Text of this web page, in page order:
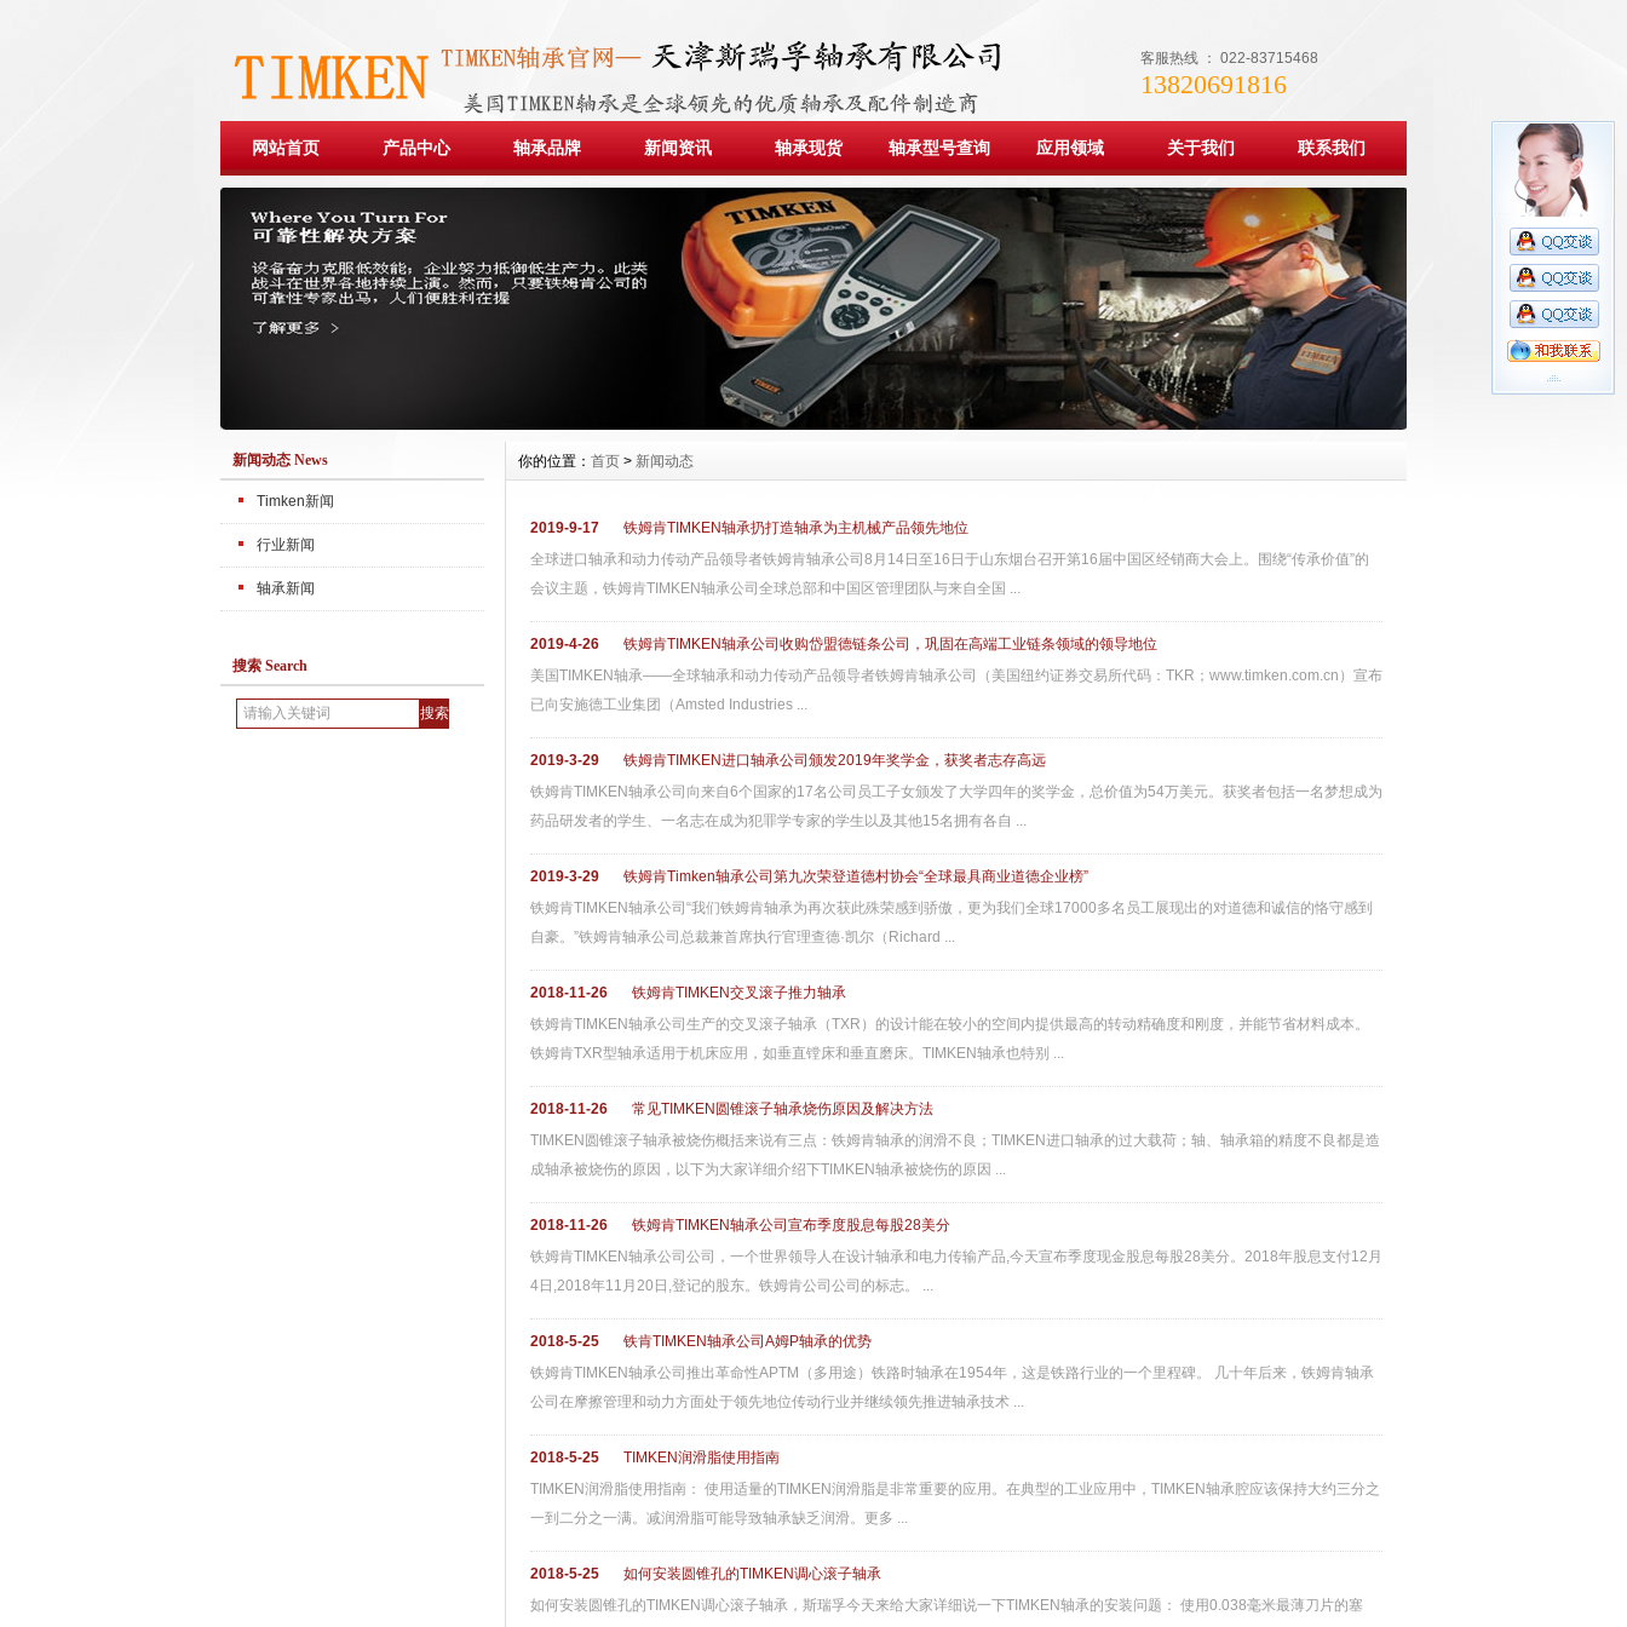
客服热线 ： 022-83715468
13820691816
网站首页 产品中心 轴承品牌 新闻资讯 轴承现货 轴承型号查询 应用领域 关于我们 联系我们
新闻动态 News
Timken新闻
行业新闻
轴承新闻
搜索 Search
你的位置： 首页 > 新闻动态
2019-9-17
铁姆肯TIMKEN轴承扔打造轴承为主机械产品领先地位
全球进口轴承和动力传动产品领导者铁姆肯轴承公司8月14日至16日于山东烟台召开第16届中国区经销商大会上。围绕“传承价值”的
会议主题，铁姆肯TIMKEN轴承公司全球总部和中国区管理团队与来自全国 ...
2019-4-26
铁姆肯TIMKEN轴承公司收购岱盟德链条公司，巩固在高端工业链条领域的领导地位
美国TIMKEN轴承——全球轴承和动力传动产品领导者铁姆肯轴承公司（美国纽约证券交易所代码：TKR；www.timken.com.cn）宣布
已向安施德工业集团（Amsted Industries ...
2019-3-29
铁姆肯TIMKEN进口轴承公司颁发2019年奖学金，获奖者志存高远
铁姆肯TIMKEN轴承公司向来自6个国家的17名公司员工子女颁发了大学四年的奖学金，总价值为54万美元。获奖者包括一名梦想成为
药品研发者的学生、一名志在成为犯罪学专家的学生以及其他15名拥有各自 ...
2019-3-29
铁姆肯Timken轴承公司第九次荣登道德村协会“全球最具商业道德企业榜”
铁姆肯TIMKEN轴承公司“我们铁姆肯轴承为再次获此殊荣感到骄傲，更为我们全球17000多名员工展现出的对道德和诚信的恪守感到
自豪。”铁姆肯轴承公司总裁兼首席执行官理查德·凯尔（Richard ...
2018-11-26
铁姆肯TIMKEN交叉滚子推力轴承
铁姆肯TIMKEN轴承公司生产的交叉滚子轴承（TXR）的设计能在较小的空间内提供最高的转动精确度和刚度，并能节省材料成本。
铁姆肯TXR型轴承适用于机床应用，如垂直镗床和垂直磨床。TIMKEN轴承也特别 ...
2018-11-26
常见TIMKEN圆锥滚子轴承烧伤原因及解决方法
TIMKEN圆锥滚子轴承被烧伤概括来说有三点：铁姆肯轴承的润滑不良；TIMKEN进口轴承的过大载荷；轴、轴承箱的精度不良都是造
成轴承被烧伤的原因，以下为大家详细介绍下TIMKEN轴承被烧伤的原因 ...
2018-11-26
铁姆肯TIMKEN轴承公司宣布季度股息每股28美分
铁姆肯TIMKEN轴承公司公司，一个世界领导人在设计轴承和电力传输产品,今天宣布季度现金股息每股28美分。2018年股息支付12月
4日,2018年11月20日,登记的股东。铁姆肯公司公司的标志。 ...
2018-5-25
铁肯TIMKEN轴承公司A姆P轴承的优势
铁姆肯TIMKEN轴承公司推出革命性APTM（多用途）铁路时轴承在1954年，这是铁路行业的一个里程碑。 几十年后来，铁姆肯轴承
公司在摩擦管理和动力方面处于领先地位传动行业并继续领先推进轴承技术 ...
2018-5-25
TIMKEN润滑脂使用指南
TIMKEN润滑脂使用指南： 使用适量的TIMKEN润滑脂是非常重要的应用。在典型的工业应用中，TIMKEN轴承腔应该保持大约三分之
一到二分之一满。减润滑脂可能导致轴承缺乏润滑。更多 ...
2018-5-25
如何安装圆锥孔的TIMKEN调心滚子轴承
如何安装圆锥孔的TIMKEN调心滚子轴承，斯瑞孚今天来给大家详细说一下TIMKEN轴承的安装问题： 使用0.038毫米最薄刀片的塞